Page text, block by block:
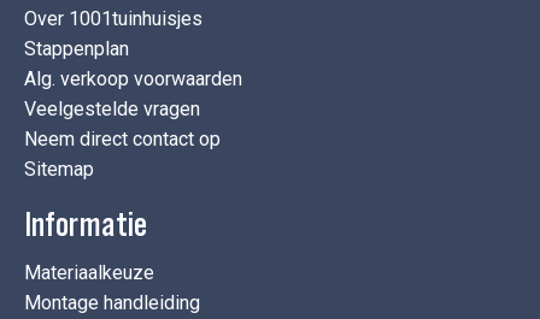
Over 1001tuinhuisjes
Stappenplan
Alg. verkoop voorwaarden
Veelgestelde vragen
Neem direct contact op
Sitemap
Informatie
Materiaalkeuze
Montage handleiding